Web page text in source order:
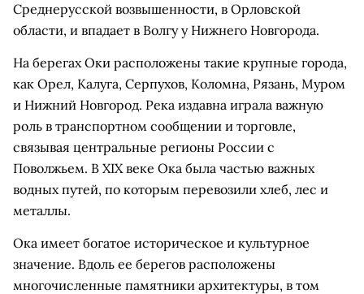
Среднерусской возвышенности, в Орловской
области, и впадает в Волгу у Нижнего Новгорода.
На берегах Оки расположены такие крупные города,
как Орел, Калуга, Серпухов, Коломна, Рязань, Муром
и Нижний Новгород. Река издавна играла важную
роль в транспортном сообщении и торговле,
связывая центральные регионы России с
Поволжьем. В XIX веке Ока была частью важных
водных путей, по которым перевозили хлеб, лес и
металлы.
Ока имеет богатое историческое и культурное
значение. Вдоль ее берегов расположены
многочисленные памятники архитектуры, в том